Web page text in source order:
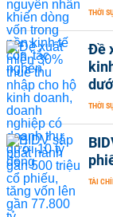
THỜI
Đề
THỜI
TÀI